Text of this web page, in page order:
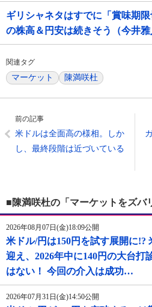
ギリシャネタはすでに「賞味期
の株高＆円安は続きそう（今井雅
関連タグ
マーケット 陳満咲杜
前の記事
米ドルは全面高の様相。しか
し、最終段階は近づいている
■陳満咲杜の「マーケットをズバ
2026年08月07日(金)18:09公開
米ドル/円は150円を試す展開に!?
迎え、2026年中に140円の大台打
はない！ 今回の介入は成功…
2026年07月31日(金)14:50公開